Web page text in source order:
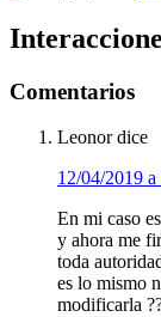
Comentarios
Leonor dice
12/04/2019 a
En mi caso
y ahora me
toda
es lo mismo
modificarla